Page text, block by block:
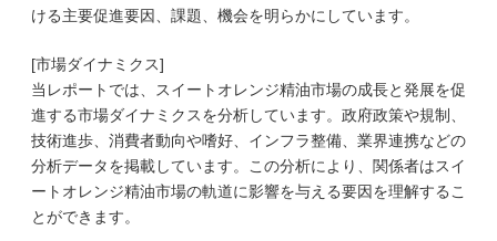
ける主要促進要因、課題、機会を明らかにしています。
[市場ダイナミクス]
当レポートでは、スイートオレンジ精油市場の成長と発展を促
進する市場ダイナミクスを分析しています。政府政策や規制、
技術進歩、消費者動向や嗜好、インフラ整備、業界連携などの
分析データを掲載しています。この分析により、関係者はスイ
ートオレンジ精油市場の軌道に影響を与える要因を理解するこ
とができます。